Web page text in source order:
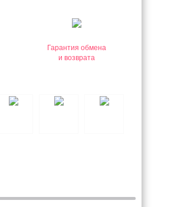
Гарантия обмена
и возврата